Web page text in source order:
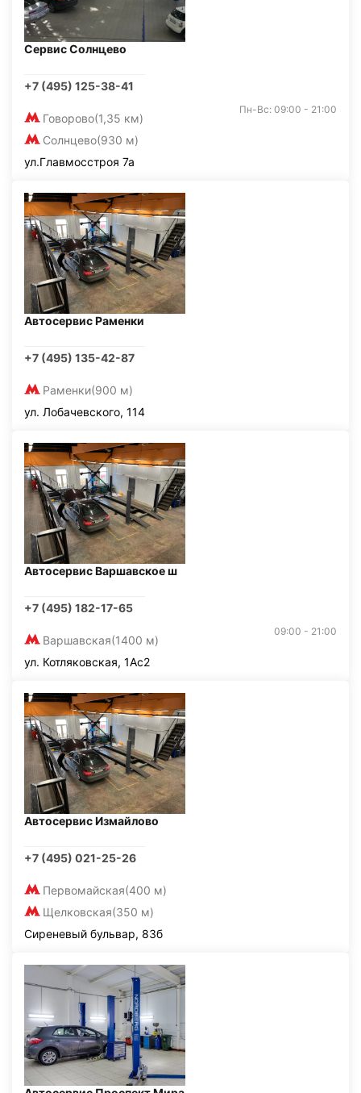
Сервис Солнцево
+7 (495) 125-38-41
Говорово(1,35 км)
Солнцево(930 м)
Пн-Вс: 09:00 - 21:00
ул.Главмосстроя 7а
Автосервис Раменки
+7 (495) 135-42-87
Раменки(900 м)
ул. Лобачевского, 114
Автосервис Варшавское ш
+7 (495) 182-17-65
Варшавская(1400 м)
09:00 - 21:00
ул. Котляковская, 1Ас2
Автосервис Измайлово
+7 (495) 021-25-26
Первомайская(400 м)
Щелковская(350 м)
Сиреневый бульвар, 83б